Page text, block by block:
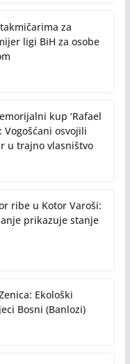
za
ligi BiH za osobe
kup ‘Rafael
Vogošćani osvojili
u trajno vlasništvo
ribe u Kotor Varoši:
prikazuje stanje
Zenica: Ekološki
Bosni (Banlozi)